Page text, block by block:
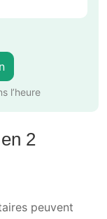
l’heure
2
peuvent